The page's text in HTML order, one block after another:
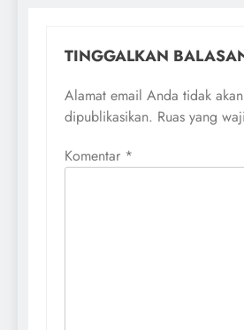
TINGGALKAN
Alamat email Anda tidak akan
dipublikasikan. Ruas yang
Komentar *